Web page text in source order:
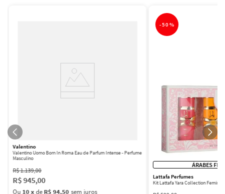
Valentino
Valentino Uomo Born In Roma Eau de Parfum Intense - Perfume
Masculino
R$1.139,00
R$945,00
Ou 10xdeR$ 94,50 sem juros
-50%
ÁRABES
Lattafa Perfumes
Kit Lattafa Yara Collection